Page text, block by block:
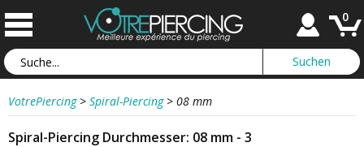
0
VotrePiercing > Spiral-Piercing > 08 mm
Spiral-Piercing Durchmesser: 08 mm - 3